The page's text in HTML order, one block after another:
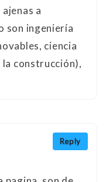
a
son ingeniería
ciencia
la construcción),
Reply